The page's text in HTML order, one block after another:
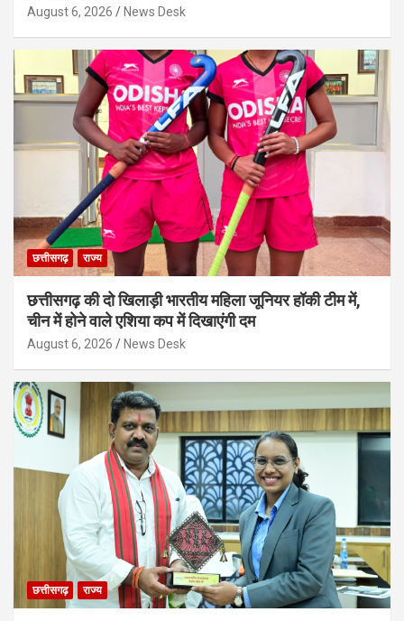
August 6, 2026 News Desk
छत्तीसगढ़ राज्य
छत्तीसगढ़ की दो खिलाड़ी भारतीय महिला जूनियर हॉकी टीम में,
चीन में होने वाले एशिया कप में दिखाएंगी दम
August 6, 2026 News Desk
छत्तीसगढ़ राज्य